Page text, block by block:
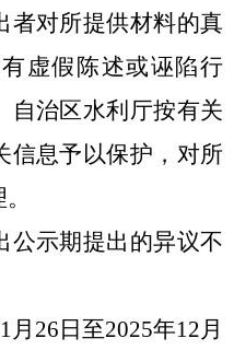
者对所提供材料的真
虚假陈述或诬陷行
自治区水利厅按有关
信息予以保护，对所
公示期提出的异议不
月 26 日至2025年12月